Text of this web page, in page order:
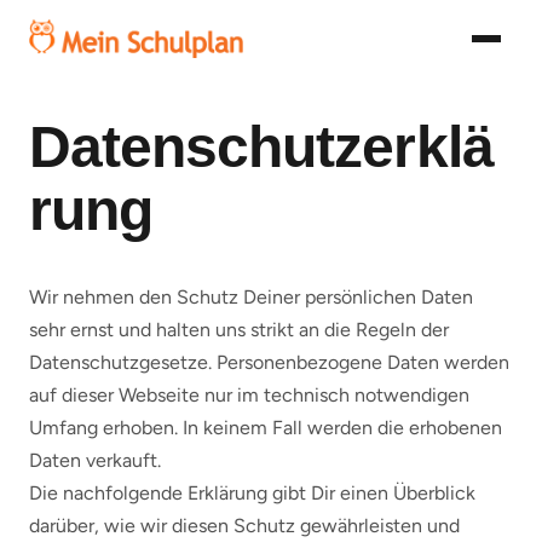
Datenschutzerklä
rung
Wir nehmen den Schutz Deiner persönlichen Daten
sehr ernst und halten uns strikt an die Regeln der
Datenschutzgesetze. Personenbezogene Daten werden
auf dieser Webseite nur im technisch notwendigen
Umfang erhoben. In keinem Fall werden die erhobenen
Daten verkauft.
Die nachfolgende Erklärung gibt Dir einen Überblick
darüber, wie wir diesen Schutz gewährleisten und